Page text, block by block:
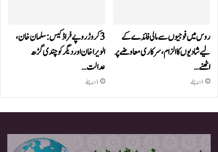
روس میں فوجیوں سے مالی فائدے کے
لیے شادیوں کا الزام، سرکاری معاوضے پر
اٹھنے…
1 دن پہلے
3 کروڑ روپے فراڈ کیس: سلمان خان،
الویرا خان اور دیگر کو چندی گڑھ
عدالت…
1 دن پہلے